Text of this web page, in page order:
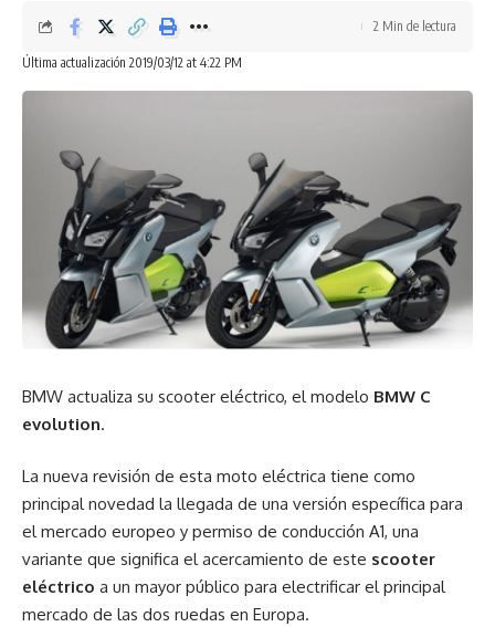
Última actualización 2019/03/12 at 4:22 PM
2 Min de lectura
BMW actualiza su scooter eléctrico, el modelo BMW C
evolution.
La nueva revisión de esta moto eléctrica tiene como
principal novedad la llegada de una versión específica para
el mercado europeo y permiso de conducción A1, una
variante que significa el acercamiento de este scooter
eléctrico a un mayor público para electrificar el principal
mercado de las dos ruedas en Europa.